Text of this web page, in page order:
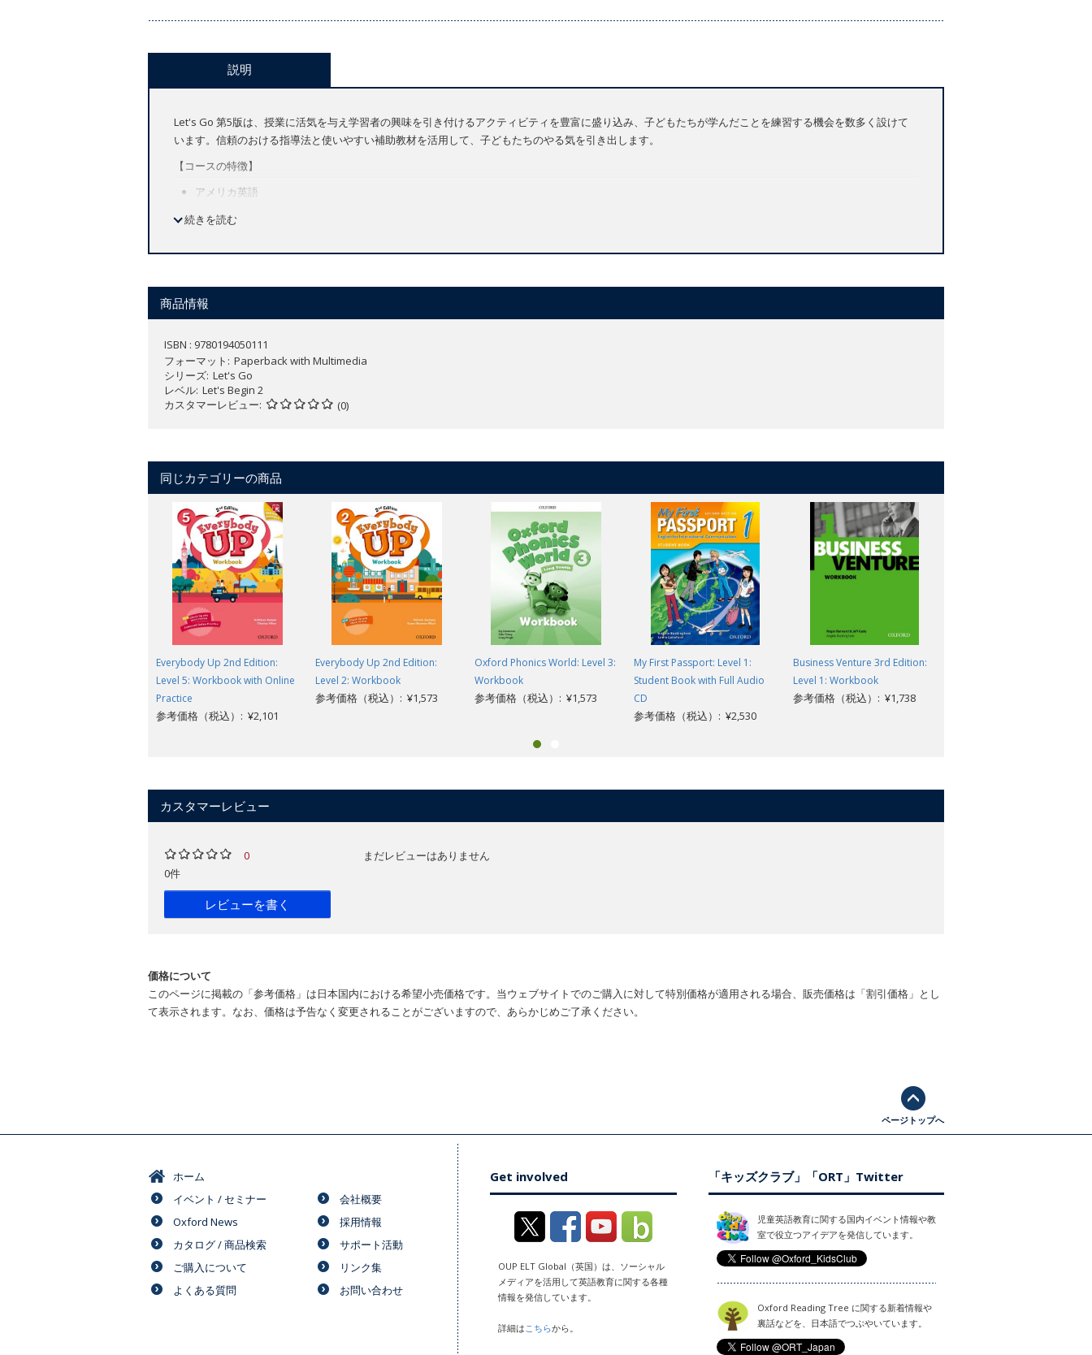
説明
Let's Go 第5版は、授業に活気を与え学習者の興味を引き付けるアクティビティを豊富に盛り込み、子どもたちが学んだことを練習する機会を数多く設けて
います。信頼のおける指導法と使いやすい補助教材を活用して、子どもたちのやる気を引き出します。
【コースの特徴】
アメリカ英語
教師の双方向から便利に使えるオンライン・システムです。
続きを読む
商品情報
ISBN : 9780194050111
フォーマット
Paperback with Multimedia
シリーズ Let's Go
レベル Let's Begin 2
カスタマーレビュー
(0)
同じカテゴリーの商品
Everybody Up 2nd Edition:
Level 5: Workbook with Online
Practice
参考価格（税込）: ¥2,101
Everybody Up 2nd Edition:
Level 2: Workbook
参考価格（税込）: ¥1,573
Oxford Phonics World: Level 3:
Workbook
参考価格（税込）: ¥1,573
My First Passport: Level 1:
Student Book with Full Audio
CD
参考価格（税込）: ¥2,530
Business Venture 3rd Edition:
Level 1: Workbook
参考価格（税込）: ¥1,738
カスタマーレビュー
0
0件
レビューを書く
まだレビューはありません
価格について
このページに掲載の「参考価格」は日本国内における希望小売価格です。当ウェブサイトでのご購入に対して特別価格が適用される場合、販売価格は「割引価格」とし
て表示されます。なお、価格は予告なく変更されることがございますので、あらかじめご了承ください。
ページトップへ
ホーム
イベント / セミナー
Oxford News
カタログ / 商品検索
ご購入について
よくある質問
会社概要
採用情報
サポート活動
リンク集
お問い合わせ
Get involved
OUP ELT Global（英国）は、ソーシャル
メディアを活用して英語教育に関する各種
情報を発信しています。
詳細は こちらから。
「キッズクラブ」「ORT」Twitter
児童英語教育に関する国内イベント情報や教
室で役立つアイデアを発信しています。
Oxford Reading Tree に関する新着情報や
裏話などを、日本語でつぶやいています。